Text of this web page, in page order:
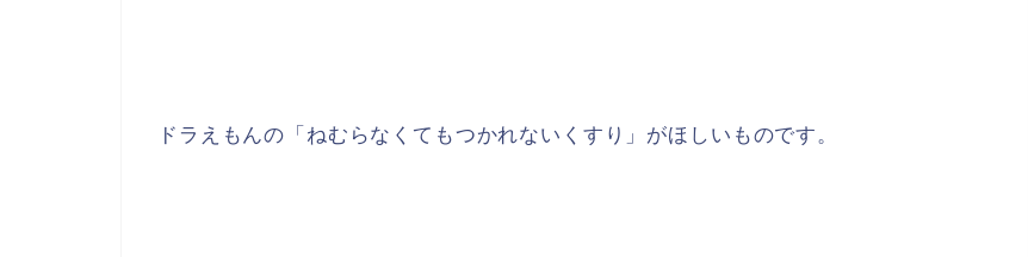
ドラえもんの「ねむらなくてもつかれないくすり」がほしいものです。